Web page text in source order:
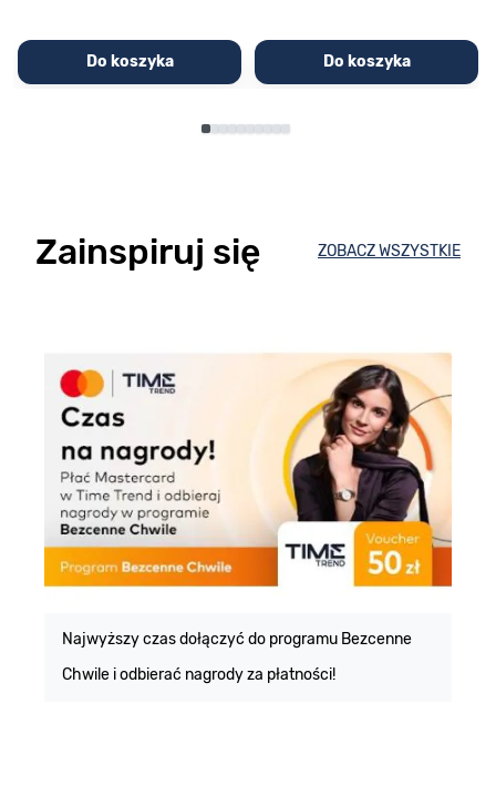
Do koszyka Do koszyka
Zainspiruj się ZOBACZ WSZYSTKIE
Najwyższy czas dołączyć do programu Bezcenne
Chwile i odbierać nagrody za płatności!